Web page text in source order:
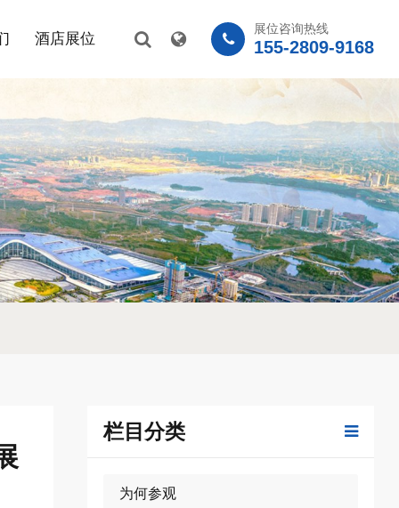
展位咨询热线
155-2809-9168
酒店展位
栏目分类
为何参观